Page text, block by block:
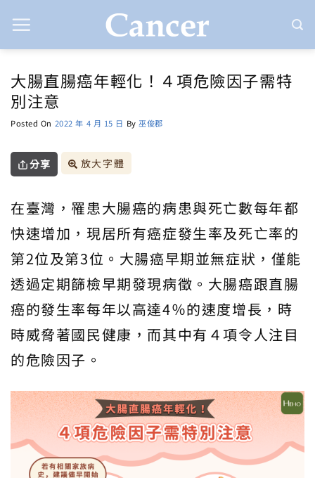
to
大腸直腸癌年輕化！４項危險因子需特
別注意
Posted On 2022 年 4 月 15 日 By巫俊郡
分享 放大字體
在臺灣，罹患大腸癌的病患與死亡數每年都
快速增加，現居所有癌症發生率及死亡率的
第2位及第3位。大腸癌早期並無症狀，僅能
透過定期篩檢早期發現病徵。大腸癌跟直腸
癌的發生率每年以高達4％的速度增長，時
時威脅著國民健康，而其中有４項令人注目
的危險因子。